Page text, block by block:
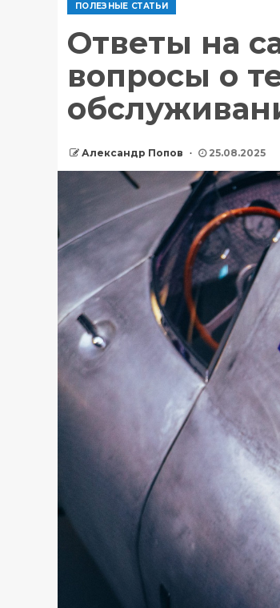
ПОЛЕЗНЫЕ СТАТЬИ
Ответы на
вопросы о
Александр Попов 25.08.2025